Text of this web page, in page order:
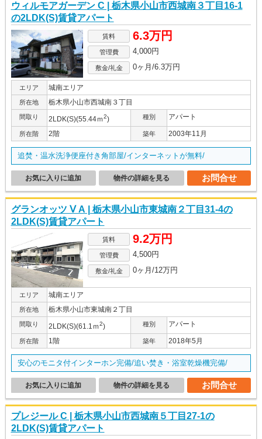
ウィルモアガーデン C | 栃木県小山市西城南３丁目16-1
の2LDK(S)賃貸アパート
賃料 6.3万円
管理費 4,000円
敷金/礼金 0ヶ月/6.3万円
エリア 城南エリア
所在地 栃木県小山市西城南３丁目
間取り 2LDK(S)(55.44ｍ2) 種別 アパート
所在階 2階 築年 2003年11月
追焚・温水洗浄便座付き角部屋/インターネットが無料/
お問合せ
物件の詳細を見る
お気に入りに追加
グランオッツ Ⅴ A | 栃木県小山市東城南２丁目31-4の
2LDK(S)賃貸アパート
賃料 9.2万円
管理費 4,500円
敷金/礼金 0ヶ月/12万円
エリア 城南エリア
所在地 栃木県小山市東城南２丁目
間取り 2LDK(S)(61.1ｍ2) 種別 アパート
所在階 1階 築年 2018年5月
安心のモニタ付インターホン完備/追い焚き・浴室乾燥機完備/
お問合せ
物件の詳細を見る
お気に入りに追加
プレジール C | 栃木県小山市西城南５丁目27-1の
2LDK(S)賃貸アパート